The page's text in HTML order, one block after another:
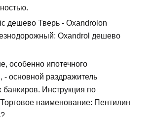
дешево Тверь - Oxandrolon
Oxandrol дешево
особенно ипотечного
- основной раздражитель
банкиров. Инструкция по
наименование: Пентилин